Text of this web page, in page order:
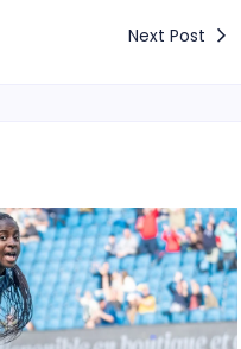
Next Post